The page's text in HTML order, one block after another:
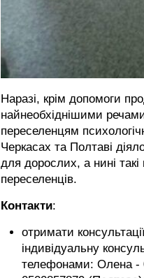
Наразі, крім допомоги
найнеобхіднішими
переселенцям
Черкасах та Полтаві
для дорослих, а нині такі
переселенців.
Контакти:
отримати
індивідуальну
телефонами: Олена -